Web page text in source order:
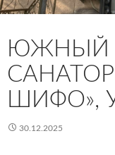
ЮЖНЫЙ
ШИФО»,
30.12.2025